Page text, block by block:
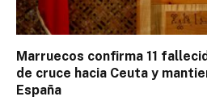
Marruecos confirma 11
de cruce hacia Ceuta y
España